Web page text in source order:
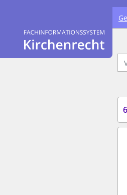
Logo Fachinformationssystem